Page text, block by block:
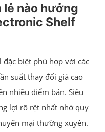
lẻ nào hưởng
Shelf
đặc biệt phù hợp với các
suất thay đổi giá cao
nhiều điểm bán. Siêu
lợi rõ rệt nhất nhờ quy
mại thường xuyên.